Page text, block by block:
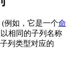
例如，它是一个命
相同的子列名称
列类型对应的